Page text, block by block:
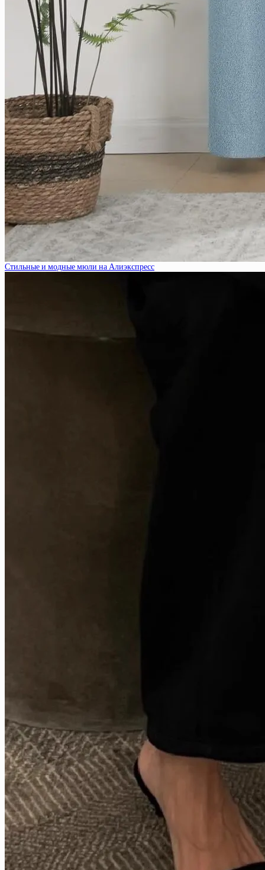
Стильные и модные мюли на Алиэкспресс